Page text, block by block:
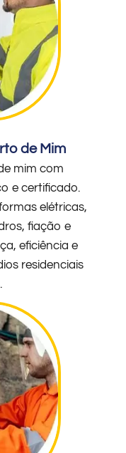
de Mim
mim com
e certificado.
elétricas,
fiação e
eficiência e
residenciais